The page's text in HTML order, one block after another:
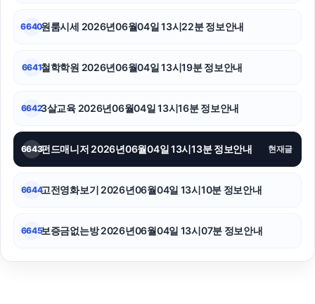
6640원룸시세 2026년06월04일 13시22분 정보안내
6641철학학원 2026년06월04일 13시19분 정보안내
66423살교육 2026년06월04일 13시16분 정보안내
6643펀드매니저 2026년06월04일 13시13분 정보안내 현재글
6644고전영화보기 2026년06월04일 13시10분 정보안내
6645보증금없는방 2026년06월04일 13시07분 정보안내